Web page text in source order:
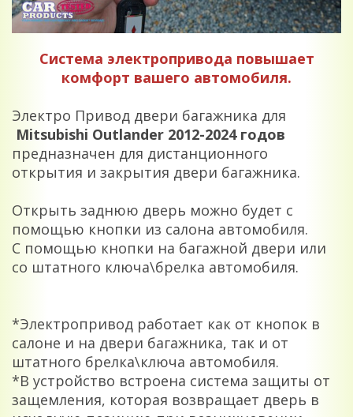
Система электропривода повышает
комфорт вашего автомобиля.
Электро Привод двери багажника для
Mitsubishi Outlander 2012-2024 годов
предназначен для дистанционного
открытия и закрытия двери багажника.
Открыть заднюю дверь можно будет с
помощью кнопки из салона автомобиля.
С помощью кнопки на багажной двери или
со штатного ключа\брелка автомобиля.
*Электропривод работает как от кнопок в
салоне и на двери багажника, так и от
штатного брелка\ключа автомобиля.
*В устройство встроена система защиты от
защемления, которая возвращает дверь в